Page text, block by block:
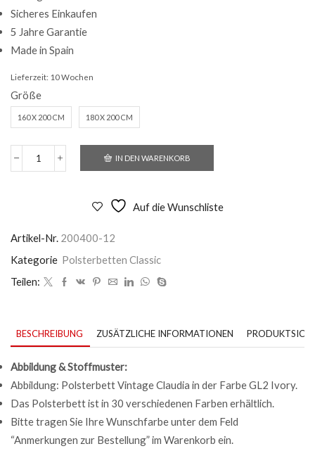
Sicheres Einkaufen
5 Jahre Garantie
Made in Spain
Lieferzeit: 10 Wochen
Größe
160 X 200 CM 180 X 200 CM
Polsterbett
IN DEN WARENKORB
Auf die Wunschliste
Artikel-Nr. 200400-12
Kategorie Polsterbetten Classic
Teilen:
BESCHREIBUNG ZUSÄTZLICHE INFORMATIONEN
Abbildung & Stoffmuster:
Abbildung: Polsterbett Vintage Claudia in der Farbe GL2 Ivory.
Das Polsterbett ist in 30 verschiedenen Farben erhältlich.
Bitte tragen Sie Ihre Wunschfarbe unter dem Feld
“Anmerkungen zur Bestellung” im Warenkorb ein.